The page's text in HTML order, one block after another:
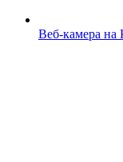
Веб-камера на